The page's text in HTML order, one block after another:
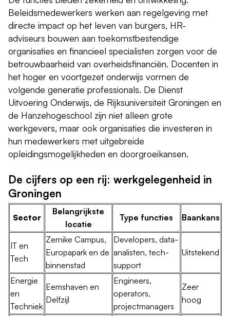
Beleidsmedewerkers werken aan regelgeving met
directe impact op het leven van burgers, HR-
adviseurs bouwen aan toekomstbestendige
organisaties en financieel specialisten zorgen voor de
betrouwbaarheid van overheidsfinanciën. Docenten in
het hoger en voortgezet onderwijs vormen de
volgende generatie professionals. De Dienst
Uitvoering Onderwijs, de Rijksuniversiteit Groningen en
de Hanzehogeschool zijn niet alleen grote
werkgevers, maar ook organisaties die investeren in
hun medewerkers met uitgebreide
opleidingsmogelijkheden en doorgroeikansen.
De cijfers op een rij: werkgelegenheid in
Groningen
Sector
Belangrijkste
locatie
Type functies Baankans
IT en
Tech
Zernike Campus,
Europapark en de
binnenstad
Developers, data-
analisten, tech-
support
Uitstekend
Energie
en
Techniek
Eemshaven en
Delfzijl
Engineers,
operators,
projectmanagers
Zeer
hoog